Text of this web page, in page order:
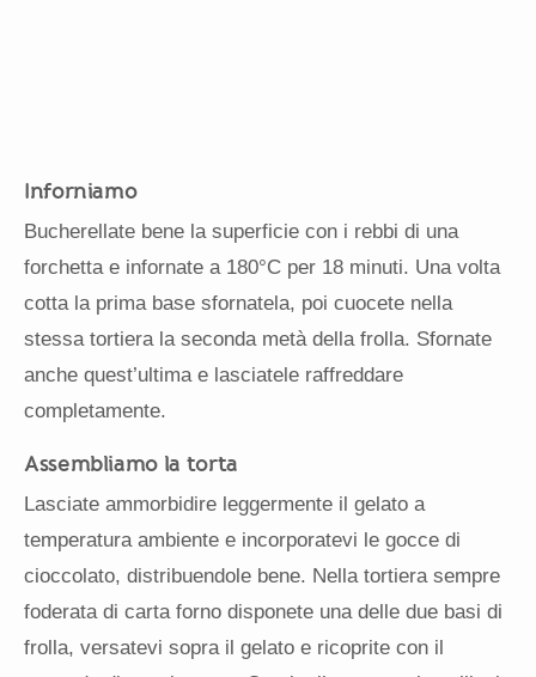
Inforniamo
Bucherellate bene la superficie con i rebbi di una
forchetta e infornate a 180°C per 18 minuti. Una volta
cotta la prima base sfornatela, poi cuocete nella
stessa tortiera la seconda metà della frolla. Sfornate
anche quest’ultima e lasciatele raffreddare
completamente.
Assembliamo la torta
Lasciate ammorbidire leggermente il gelato a
temperatura ambiente e incorporatevi le gocce di
cioccolato, distribuendole bene. Nella tortiera sempre
foderata di carta forno disponete una delle due basi di
frolla, versatevi sopra il gelato e ricoprite con il